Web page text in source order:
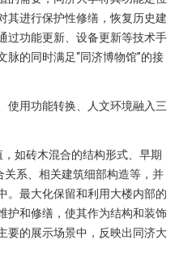
其进行保护性修缮，恢复历史建
过功能更新、设备更新等技术手
脉的同时满足“同济博物馆”的接
使用功能转换、人文环境融入三
如砖木混合的结构形式、早期
关系、相关建筑细部构造等，并
。最大化保留和利用大楼内部的
护和修缮，使其作为结构和装饰
要的展示场景中，反映出同济大